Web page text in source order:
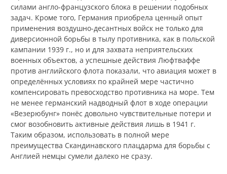
силами англо-французского блока в решении подобных
задач. Кроме того, Германия приобрела ценный опыт
применения воздушно-десантных войск не только для
диверсионной борьбы в тылу противника, как в польской
кампании 1939 г., но и для захвата неприятельских
военных объектов, а успешные действия Люфтваффе
против английского флота показали, что авиация может в
определённых условиях по крайней мере частично
компенсировать превосходство противника на море. Тем
не менее германский надводный флот в ходе операции
«Везерюбунг» понёс довольно чувствительные потери и
смог возобновить активные действия лишь в 1941 г.
Таким образом, использовать в полной мере
преимущества Скандинавского плацдарма для борьбы с
Англией немцы сумели далеко не сразу.